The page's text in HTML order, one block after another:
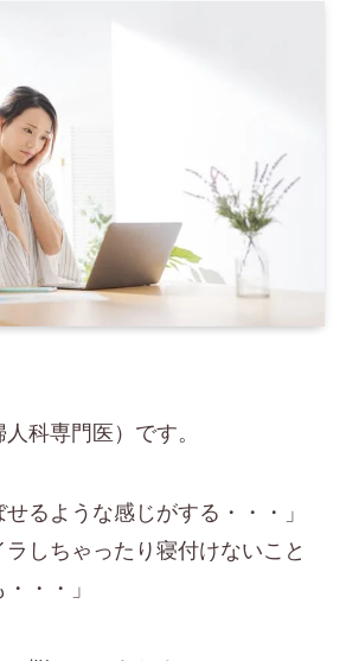
科専門医）です。
せるような感じがする・・・」
ラしちゃったり寝付けないこと
・・」